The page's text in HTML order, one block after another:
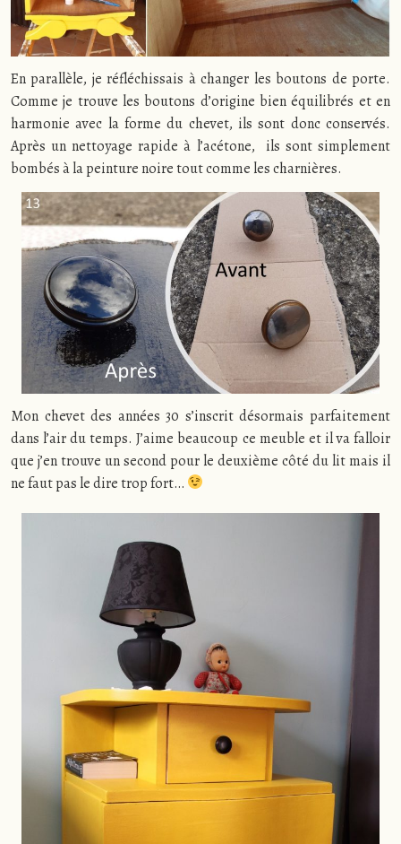
En parallèle, je réfléchissais à changer les boutons de porte.
Comme je trouve les boutons d’origine bien équilibrés et en
harmonie avec la forme du chevet, ils sont donc conservés.
Après un nettoyage rapide à l’acétone, ils sont simplement
bombés à la peinture noire tout comme les charnières.
Mon chevet des années 30 s’inscrit désormais parfaitement
dans l’air du temps. J’aime beaucoup ce meuble et il va falloir
que j’en trouve un second pour le deuxième côté du lit mais il
ne faut pas le dire trop fort…